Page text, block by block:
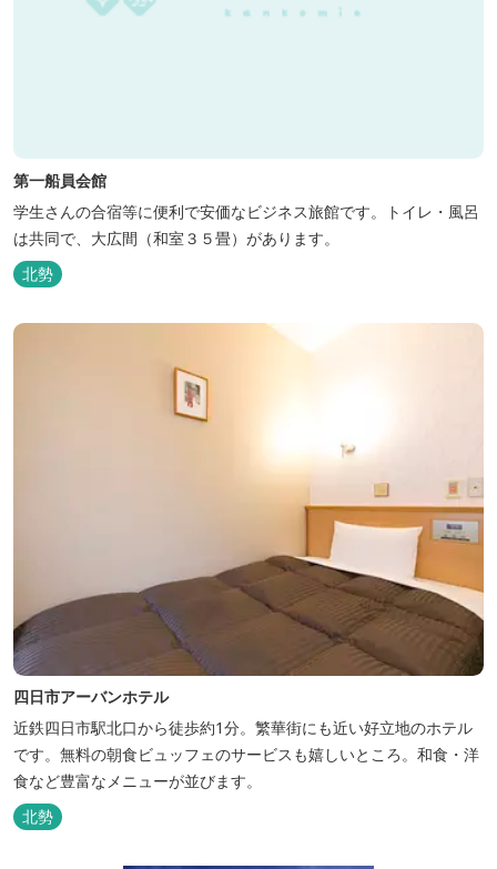
第一船員会館
学生さんの合宿等に便利で安価なビジネス旅館です。トイレ・風呂
は共同で、大広間（和室３５畳）があります。
北勢
四日市アーバンホテル
近鉄四日市駅北口から徒歩約1分。繁華街にも近い好立地のホテル
です。無料の朝食ビュッフェのサービスも嬉しいところ。和食・洋
食など豊富なメニューが並びます。
北勢